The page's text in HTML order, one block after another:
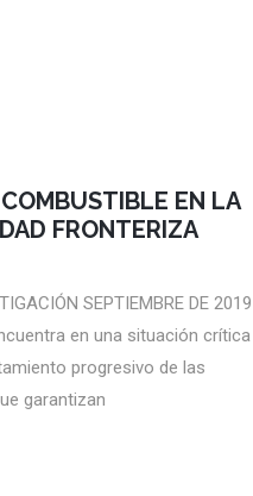
EN LA
FRONTERIZA
SEPTIEMBRE DE 2019
en una situación crítica
progresivo de las
garantizan